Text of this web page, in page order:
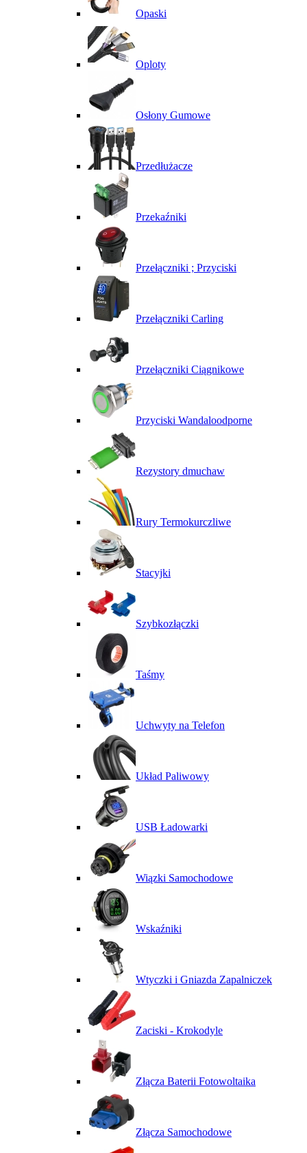
Opaski
Oploty
Osłony Gumowe
Przedłużacze
Przekaźniki
Przełączniki ; Przyciski
Przełączniki Carling
Przełączniki Ciągnikowe
Przyciski Wandaloodporne
Rezystory dmuchaw
Rury Termokurczliwe
Stacyjki
Szybkozłączki
Taśmy
Uchwyty na Telefon
Układ Paliwowy
USB Ładowarki
Wiązki Samochodowe
Wskaźniki
Wtyczki i Gniazda Zapalniczek
Zaciski - Krokodyle
Złącza Baterii Fotowoltaika
Złącza Samochodowe